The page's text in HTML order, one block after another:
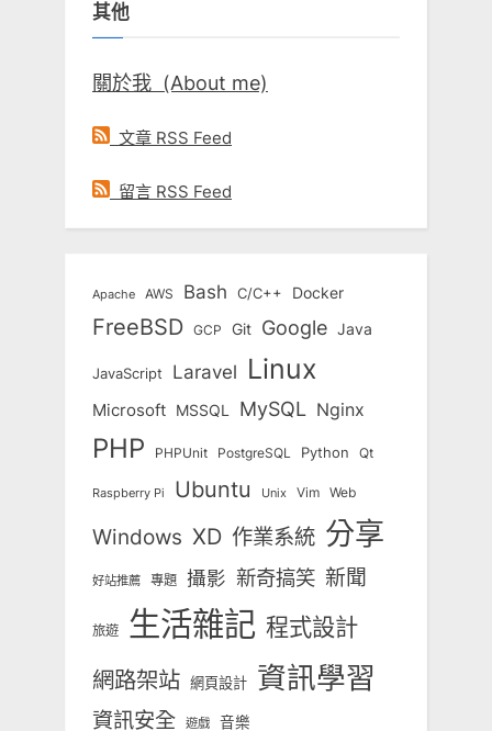
字:
其他
關於我 (About me)
文章 RSS Feed
留言 RSS Feed
Apache AWS Bash C/C++ Docker
FreeBSD GCP Git Google Java
JavaScript Laravel Linux
Microsoft MSSQL MySQL Nginx
PHP PHPUnit PostgreSQL Python Qt
Raspberry Pi Ubuntu Unix Vim Web
Windows XD 作業系統 分享
好站推薦 專題 攝影 新奇搞笑 新聞
旅遊 生活雜記 程式設計
網路架站 網頁設計 資訊學習
資訊安全 遊戲 音樂